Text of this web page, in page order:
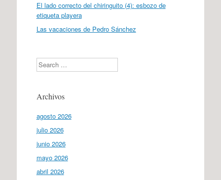
El lado correcto del chiringuito (4): esbozo de
etiqueta playera
Las vacaciones de Pedro Sánchez
Search
Archivos
agosto 2026
julio 2026
junio 2026
mayo 2026
abril 2026